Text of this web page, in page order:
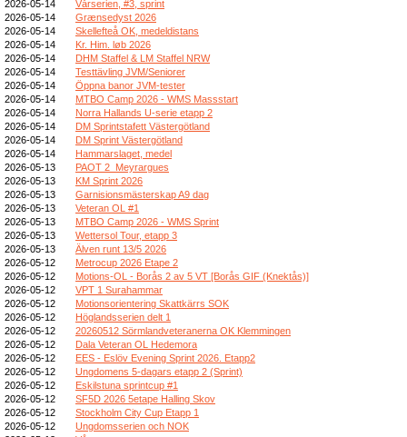
2026-05-14
Vårserien, #3, sprint
2026-05-14
Grænsedyst 2026
2026-05-14
Skellefteå OK, medeldistans
2026-05-14
Kr. Him. løb 2026
2026-05-14
DHM Staffel & LM Staffel NRW
2026-05-14
Testtävling JVM/Seniorer
2026-05-14
Öppna banor JVM-tester
2026-05-14
MTBO Camp 2026 - WMS Massstart
2026-05-14
Norra Hallands U-serie etapp 2
2026-05-14
DM Sprintstafett Västergötland
2026-05-14
DM Sprint Västergötland
2026-05-14
Hammarslaget, medel
2026-05-13
PAOT 2_Meyrargues
2026-05-13
KM Sprint 2026
2026-05-13
Garnisionsmästerskap A9 dag
2026-05-13
Veteran OL #1
2026-05-13
MTBO Camp 2026 - WMS Sprint
2026-05-13
Wettersol Tour, etapp 3
2026-05-13
Älven runt 13/5 2026
2026-05-12
Metrocup 2026 Etape 2
2026-05-12
Motions-OL - Borås 2 av 5 VT [Borås GIF (Knektås)]
2026-05-12
VPT 1 Surahammar
2026-05-12
Motionsorientering Skattkärrs SOK
2026-05-12
Höglandsserien delt 1
2026-05-12
20260512 Sörmlandveteranerna OK Klemmingen
2026-05-12
Dala Veteran OL Hedemora
2026-05-12
EES - Eslöv Evening Sprint 2026. Etapp2
2026-05-12
Ungdomens 5-dagars etapp 2 (Sprint)
2026-05-12
Eskilstuna sprintcup #1
2026-05-12
SF5D 2026 5etape Halling Skov
2026-05-12
Stockholm City Cup Etapp 1
2026-05-12
Ungdomsserien och NOK